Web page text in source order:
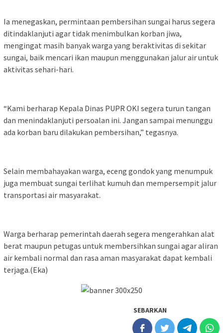
Ia menegaskan, permintaan pembersihan sungai harus segera
ditindaklanjuti agar tidak menimbulkan korban jiwa,
mengingat masih banyak warga yang beraktivitas di sekitar
sungai, baik mencari ikan maupun menggunakan jalur air untuk
aktivitas sehari-hari.
“Kami berharap Kepala Dinas PUPR OKI segera turun tangan
dan menindaklanjuti persoalan ini. Jangan sampai menunggu
ada korban baru dilakukan pembersihan,” tegasnya.
Selain membahayakan warga, eceng gondok yang menumpuk
juga membuat sungai terlihat kumuh dan mempersempit jalur
transportasi air masyarakat.
Warga berharap pemerintah daerah segera mengerahkan alat
berat maupun petugas untuk membersihkan sungai agar aliran
air kembali normal dan rasa aman masyarakat dapat kembali
terjaga.(Eka)
SEBARKAN